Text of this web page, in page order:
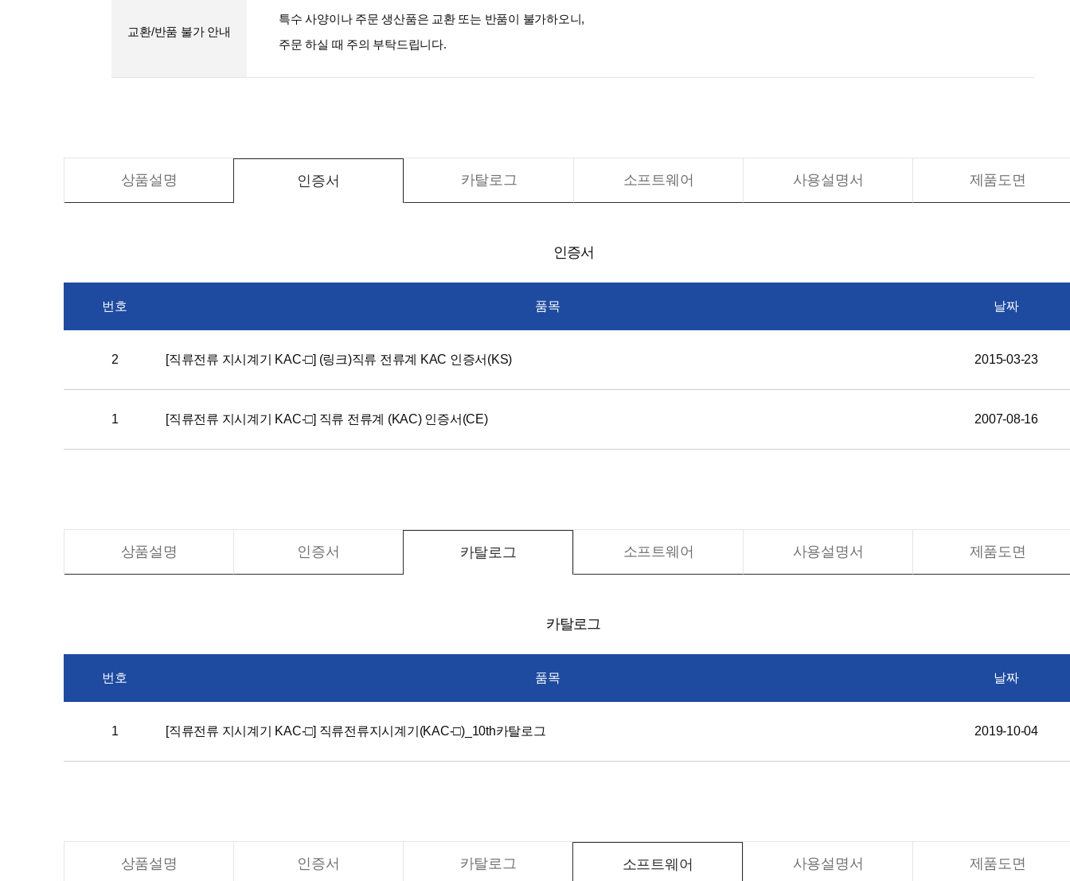
교환/반품 불가 안내
특수 사양이나 주문 생산품은 교환 또는 반품이 불가하오니,
주문 하실 때 주의 부탁드립니다.
상품설명 인증서 카탈로그 소프트웨어 사용설명서 제품도면
인증서
번호 품목 날짜
2 [직류전류 지시계기 KAC-□] (링크)직류 전류계 KAC 인증서(KS) 2015-03-23
1 [직류전류 지시계기 KAC-□] 직류 전류계 (KAC) 인증서(CE) 2007-08-16
상품설명 인증서 카탈로그 소프트웨어 사용설명서 제품도면
카탈로그
번호 품목 날짜
1 [직류전류 지시계기 KAC-□] 직류전류지시계기(KAC-□)_10th카탈로그 2019-10-04
상품설명 인증서 카탈로그 소프트웨어 사용설명서 제품도면